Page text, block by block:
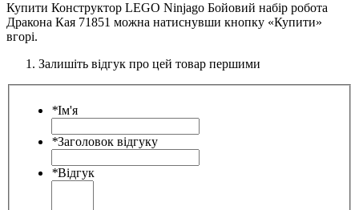
Купити Конструктор LEGO Ninjago Бойовий набір робота
Дракона Кая 71851 можна натиснувши кнопку «Купити»
вгорі.
Залишіть відгук про цей товар першими
*Ім'я
*Заголовок відгуку
*Відгук